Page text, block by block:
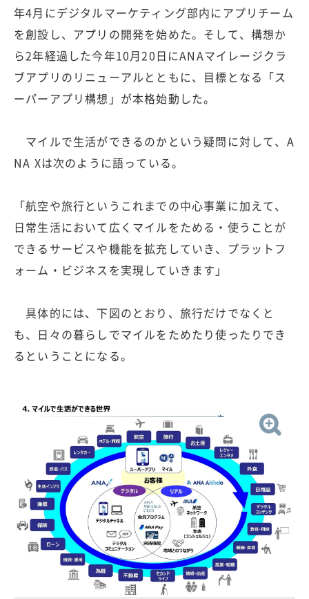
年4月にデジタルマーケティング部内にアプリチーム
を創設し、アプリの開発を始めた。そして、構想か
ら2年経過した今年10月20日にANAマイレージクラ
ブアプリのリニューアルとともに、目標となる「ス
ーパーアプリ構想」が本格始動した。
マイルで生活ができるのかという疑問に対して、A
NA Xは次のように語っている。
「航空や旅行というこれまでの中心事業に加えて、
日常生活において広くマイルをためる・使うことが
できるサービスや機能を拡充していき、プラットフ
ォーム・ビジネスを実現していきます」
具体的には、下図のとおり、旅行だけでなくと
も、日々の暮らしでマイルをためたり使ったりでき
るということになる。